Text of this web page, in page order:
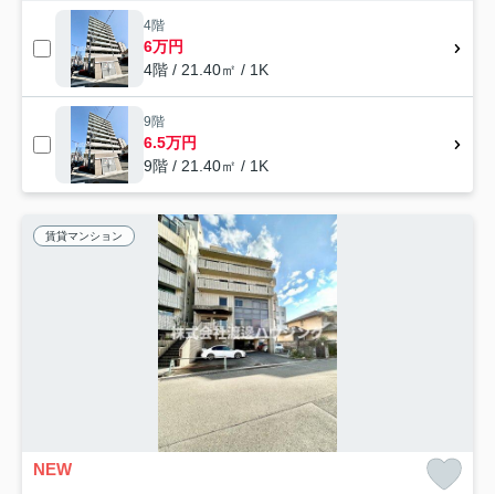
4階
6万円
4階 / 21.40㎡ / 1K
9階
6.5万円
9階 / 21.40㎡ / 1K
賃貸マンション
NEW